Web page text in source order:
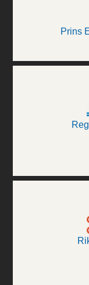
Prins